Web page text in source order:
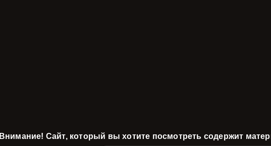
Внимание! Сайт, который вы хотите посмотреть содержит